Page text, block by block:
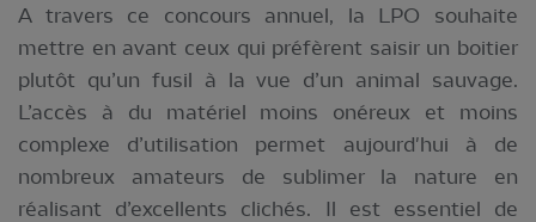
A travers ce concours annuel, la LPO souhaite
mettre en avant ceux qui préfèrent saisir un boitier
plutôt qu’un fusil à la vue d’un animal sauvage.
L’accès à du matériel moins onéreux et moins
complexe d’utilisation permet aujourd'hui à de
nombreux amateurs de sublimer la nature en
réalisant d’excellents clichés. Il est essentiel de